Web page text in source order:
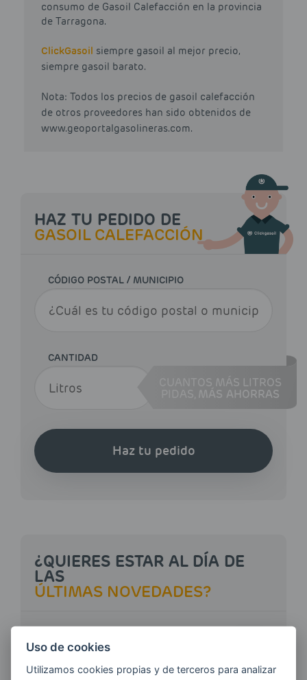
consumo de Gasoil Calefacción en la provincia
de Tarragona.
ClickGasoil siempre gasoil al mejor precio,
siempre gasoil barato.
Nota: Todos los precios de gasoil calefacción
de otros proveedores han sido obtenidos de
www.geoportalgasolineras.com.
HAZ TU PEDIDO DE
GASOIL CALEFACCIÓN
CÓDIGO POSTAL / MUNICIPIO
CANTIDAD
CUANTOS MÁS LITROS
MÁS AHORRAS
Haz tu pedido
¿QUIERES ESTAR AL DÍA DE
LAS
ÚLTIMAS NOVEDADES?
Uso de cookies
Utilizamos cookies propias y de terceros para analizar